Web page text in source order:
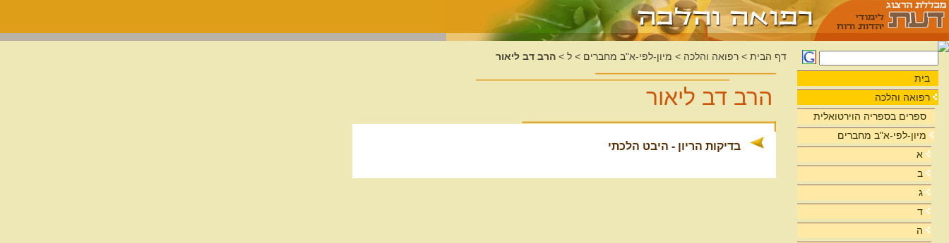
בית
רפואה והלכה
ספרים בספריה הוירטואלית
מיון-לפי-א"ב מחברים
א
ב
ג
ד
ה
דף הבית > רפואה והלכה > מיון-לפי-א"ב מחברים > ל > הרב דב ליאור
הרב דב ליאור
בדיקות הריון - היבט הלכתי